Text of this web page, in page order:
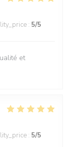
: 5/5
et
: 5/5